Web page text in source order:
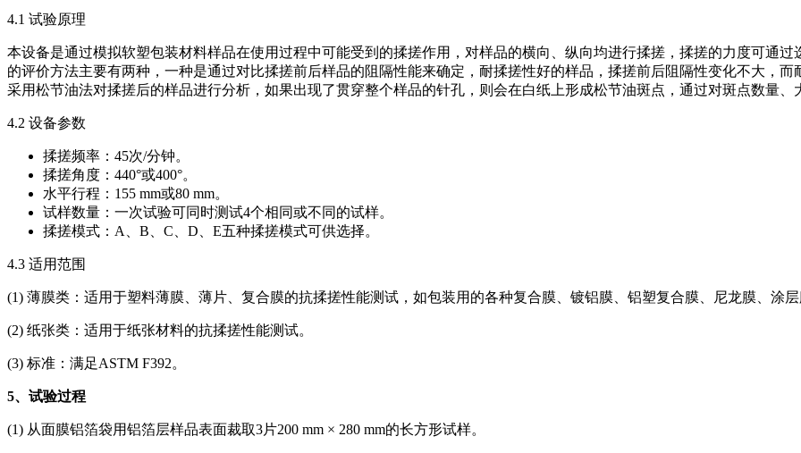
4.1 试验原理
本设备是通过模拟软塑包装材料样品在使用过程中可能受到的揉搓作用，对样品的横向、纵向均进行揉搓，揉搓的力度可通
的评价方法主要有两种，一种是通过对比揉搓前后样品的阻隔性能来确定，耐揉搓性好的样品，揉搓前后阻隔性变化不大，
采用松节油法对揉搓后的样品进行分析，如果出现了贯穿整个样品的针孔，则会在白纸上形成松节油斑点，通过对斑点数量
4.2 设备参数
揉搓频率：45次/分钟。
揉搓角度：440°或400°。
水平行程：155 mm或80 mm。
试样数量：一次试验可同时测试4个相同或不同的试样。
揉搓模式：A、B、C、D、E五种揉搓模式可供选择。
4.3 适用范围
(1) 薄膜类：适用于塑料薄膜、薄片、复合膜的抗揉搓性能测试，如包装用的各种复合膜、镀铝膜、铝塑复合膜、尼龙膜、涂
(2) 纸张类：适用于纸张材料的抗揉搓性能测试。
(3) 标准：满足ASTM F392。
5、试验过程
(1) 从面膜铝箔袋用铝箔层样品表面裁取3片200 mm × 280 mm的长方形试样。